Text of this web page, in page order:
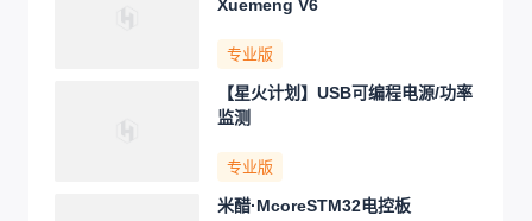
Xuemeng V6
专业版
【星火计划】USB可编程电源/功率
监测
专业版
米醋·McoreSTM32电控板